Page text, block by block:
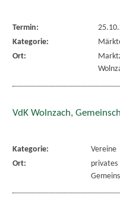
Termin:
Kategorie:
Ort:
VdK Wolnzach,
Kategorie:
Vereine
Ort:
privates